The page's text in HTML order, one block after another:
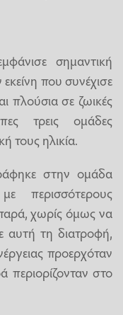
σημαντική
που συνέχισε
πλούσια σε ζωικές
τρεις ομάδες
τους ηλικία.
στην ομάδα
περισσότερους
χωρίς όμως να
αυτή τη διατροφή,
προερχόταν
στο